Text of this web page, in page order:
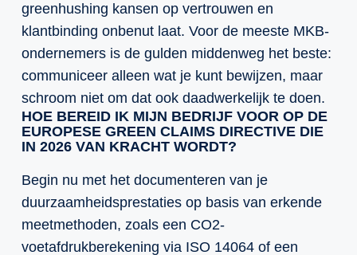
greenhushing kansen op vertrouwen en
klantbinding onbenut laat. Voor de meeste MKB-
ondernemers is de gulden middenweg het beste:
communiceer alleen wat je kunt bewijzen, maar
schroom niet om dat ook daadwerkelijk te doen.
HOE BEREID IK MIJN BEDRIJF VOOR OP DE
EUROPESE GREEN CLAIMS DIRECTIVE DIE
IN 2026 VAN KRACHT WORDT?
Begin nu met het documenteren van je
duurzaamheidsprestaties op basis van erkende
meetmethoden, zoals een CO2-
voetafdrukberekening via ISO 14064 of een